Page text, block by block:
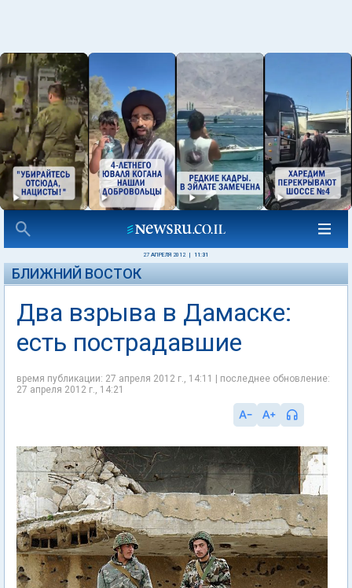
27 АПРЕЛЯ 2012 11:31
БЛИЖНИЙ ВОСТОК
Два взрыва в Дамаске:
есть пострадавшие
время публикации: 27 апреля 2012 г., 14:11 | последнее обновление:
27 апреля 2012 г., 14:21